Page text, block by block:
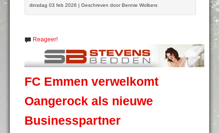
dinsdag 03 feb 2026 | Geschreven door Bennie Wolbers
Reageer!
FC Emmen verwelkomt
Oangerock als nieuwe
Businesspartner